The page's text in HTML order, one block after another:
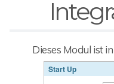
Dieses Modul ist
Start Up